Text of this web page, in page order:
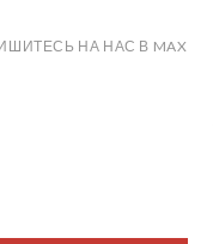
НА НАС В MAX